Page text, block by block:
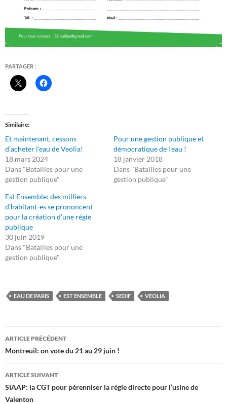
PARTAGER :
Similaire
Et maintenant, cessons
d’acheter l’eau de Veolia!
18 mars 2024
Dans "Batailles pour une
gestion publique"
Pour une gestion publique et
démocratique de l’eau !
18 janvier 2018
Dans "Batailles pour une
gestion publique"
Est Ensemble: des milliers
d’habitant-es se prononcent
pour la création d’une régie
publique
30 juin 2019
Dans "Batailles pour une
gestion publique"
EAU DE PARIS EST ENSEMBLE SEDIF VEOLIA
Navigation
des
articles
ARTICLE PRÉCÉDENT
Montreuil: on vote du 21 au 29 juin !
ARTICLE SUIVANT
SIAAP: la CGT pour pérenniser la régie directe pour l’usine de
Valenton